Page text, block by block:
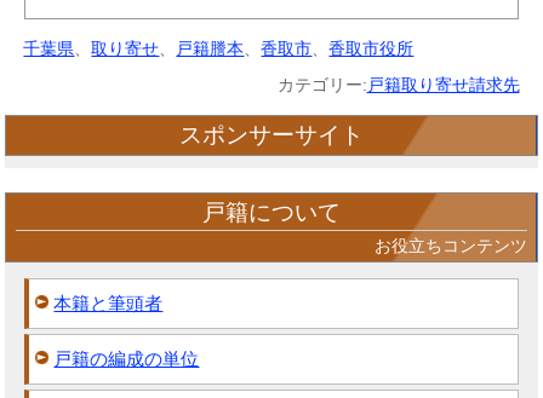
千葉県 、取り寄せ 戸籍謄本 、香取市 、香取市役所
カテゴリー: 戸籍取り寄せ請求先
スポンサーサイト
戸籍について
お役立ちコンテンツ
本籍と筆頭者
戸籍の編成の単位